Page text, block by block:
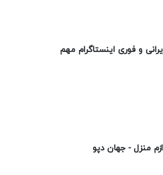
و فوری اینستاگرام مهم
منزل - جهان دپو